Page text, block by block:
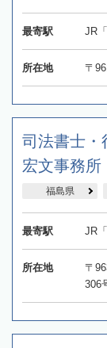
最寄駅 JR
所在地 〒
司法書士・
宏文事務所
福島県
最寄駅 JR
所在地
〒
306